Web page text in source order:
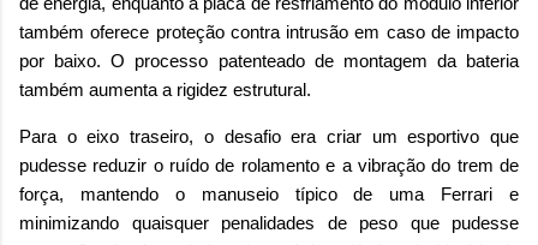
também oferece proteção contra intrusão em caso de impacto
por baixo. O processo patenteado de montagem da bateria
também aumenta a rigidez estrutural.
Para o eixo traseiro, o desafio era criar um esportivo que
pudesse reduzir o ruído de rolamento e a vibração do trem de
força, mantendo o manuseio típico de uma Ferrari e
minimizando quaisquer penalidades de peso que pudesse